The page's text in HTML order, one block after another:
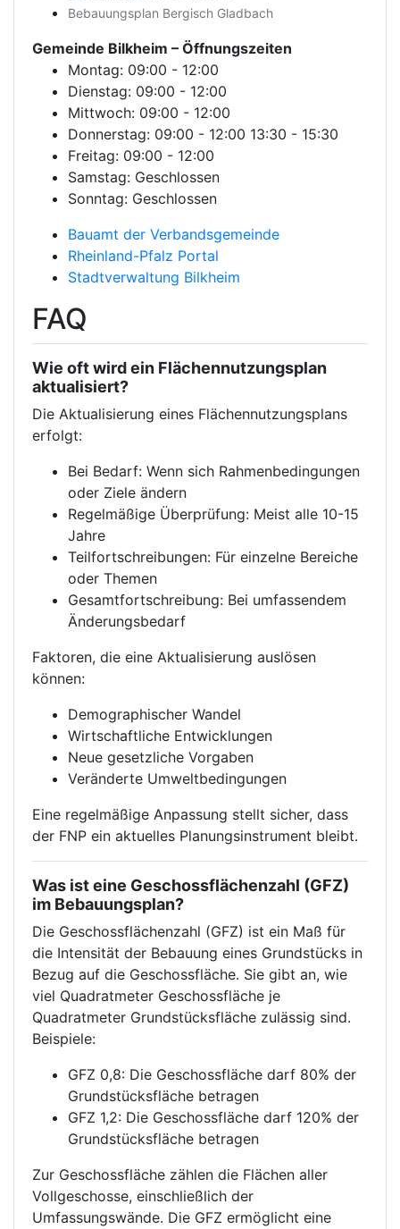
Bebauungsplan Bergisch Gladbach
Gemeinde Bilkheim – Öffnungszeiten
Montag: 09:00 - 12:00
Dienstag: 09:00 - 12:00
Mittwoch: 09:00 - 12:00
Donnerstag: 09:00 - 12:00 13:30 - 15:30
Freitag: 09:00 - 12:00
Samstag: Geschlossen
Sonntag: Geschlossen
Bauamt der Verbandsgemeinde
Rheinland-Pfalz Portal
Stadtverwaltung Bilkheim
FAQ
Wie oft wird ein Flächennutzungsplan
aktualisiert?
Die Aktualisierung eines Flächennutzungsplans
erfolgt:
Bei Bedarf: Wenn sich Rahmenbedingungen
oder Ziele ändern
Regelmäßige Überprüfung: Meist alle 10-15
Jahre
Teilfortschreibungen: Für einzelne Bereiche
oder Themen
Gesamtfortschreibung: Bei umfassendem
Änderungsbedarf
Faktoren, die eine Aktualisierung auslösen
können:
Demographischer Wandel
Wirtschaftliche Entwicklungen
Neue gesetzliche Vorgaben
Veränderte Umweltbedingungen
Eine regelmäßige Anpassung stellt sicher, dass
der FNP ein aktuelles Planungsinstrument bleibt.
Was ist eine Geschossflächenzahl (GFZ)
im Bebauungsplan?
Die Geschossflächenzahl (GFZ) ist ein Maß für
die Intensität der Bebauung eines Grundstücks in
Bezug auf die Geschossfläche. Sie gibt an, wie
viel Quadratmeter Geschossfläche je
Quadratmeter Grundstücksfläche zulässig sind.
Beispiele:
GFZ 0,8: Die Geschossfläche darf 80% der
Grundstücksfläche betragen
GFZ 1,2: Die Geschossfläche darf 120% der
Grundstücksfläche betragen
Zur Geschossfläche zählen die Flächen aller
Vollgeschosse, einschließlich der
Umfassungswände. Die GFZ ermöglicht eine